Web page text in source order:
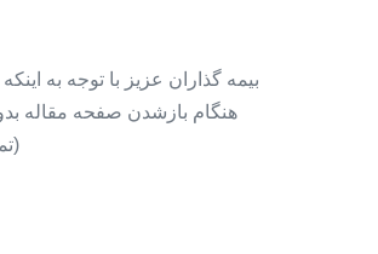
بیمه گذاران عزیز با توجه به
هنگام بازشدن صفحه مقاله